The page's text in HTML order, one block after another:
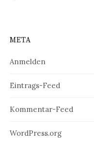
META
Anmelden
Eintrags-Feed
Kommentar-Feed
WordPress.org